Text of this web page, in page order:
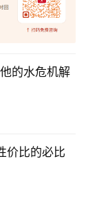
的水危机解
价比的必比